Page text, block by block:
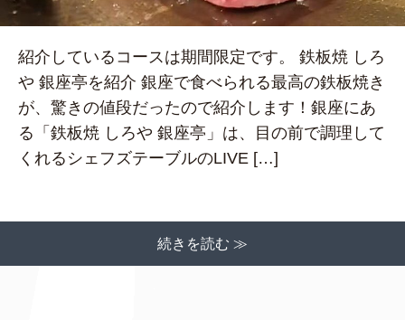
紹介しているコースは期間限定です。 鉄板焼 しろ
や 銀座亭を紹介 銀座で食べられる最高の鉄板焼き
が、驚きの値段だったので紹介します！銀座にあ
る「鉄板焼 しろや 銀座亭」は、目の前で調理して
くれるシェフズテーブルのLIVE […]
続きを読む ≫